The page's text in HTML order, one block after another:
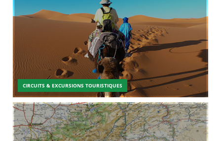
CIRCUITS & EXCURSIONS TOURISTIQUES